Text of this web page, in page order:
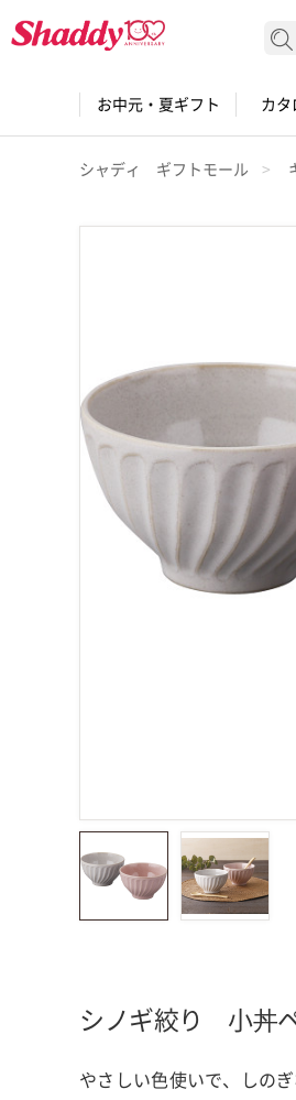
お中元・夏ギフト カタ
シャディ ギフトモール
シノギ絞り 小丼
やさしい色使いで、しの